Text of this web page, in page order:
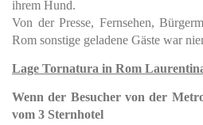
ihrem Hund.
Von der Presse, Fernsehen,
Rom sonstige geladene Gäste war
Lage Tornatura in Rom
Wenn der Besucher von der
vom 3 Sternhotel